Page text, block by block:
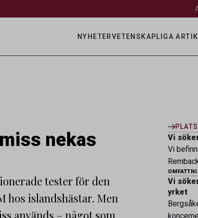
NYHETERVETENSKAPLIGA
nekas
tester för den
hos islandshästar. Men
används – något som
Vi
Vi
ledande
Vi
yrket